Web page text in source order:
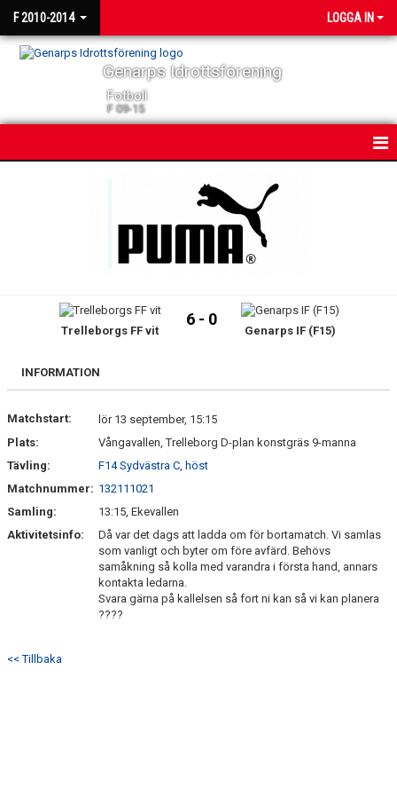
F 2010-2014 LOGGA IN
Genarps Idrottsförening
Fotboll
F 09-15
BILDGALLERI
KONTAKT
Trelleborgs FF vit
6 - 0
Genarps IF (F15)
INFORMATION
Matchstart:
lör 13 september, 15:15
Plats:
Vångavallen, Trelleborg D-plan konstgräs 9-manna
Tävling:
F14 Sydvästra C, höst
Matchnummer: 132111021
Samling:
13:15, Ekevallen
Aktivitetsinfo:
Då var det dags att ladda om för bortamatch. Vi samlas
som vanligt och byter om före avfärd. Behövs
samåkning så kolla med varandra i första hand, annars
kontakta ledarna.
Svara gärna på kallelsen så fort ni kan så vi kan planera
????
<< Tillbaka